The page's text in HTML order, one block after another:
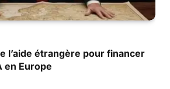
l’aide étrangère pour financer
en Europe